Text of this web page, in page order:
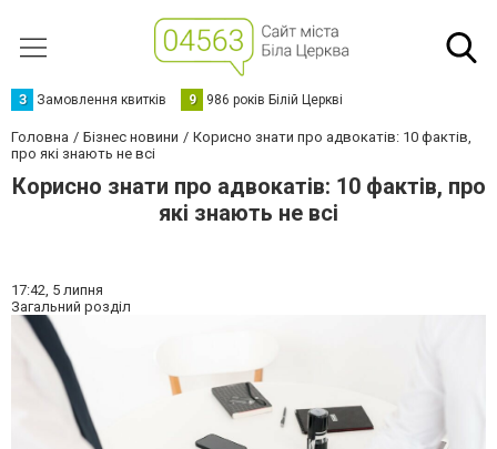
З Замовлення квитків 9 986 років Білій Церкві
Головна Бізнес новини
Корисно знати про адвокатів: 10 фактів,
про які знають не всі
Корисно знати про адвокатів: 10 фактів, про
які знають не всі
17:42, 5 липня
Загальний розділ